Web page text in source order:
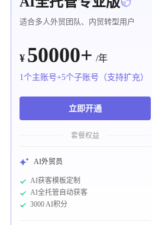
适合多人外贸团队、内贸转型用户
¥ 50000+ /年
1个主账号+5个子账号（支持扩充）
立即开通
套餐权益
AI外贸员
AI获客模板定制
AI全托管自动获客
3000 AI积分